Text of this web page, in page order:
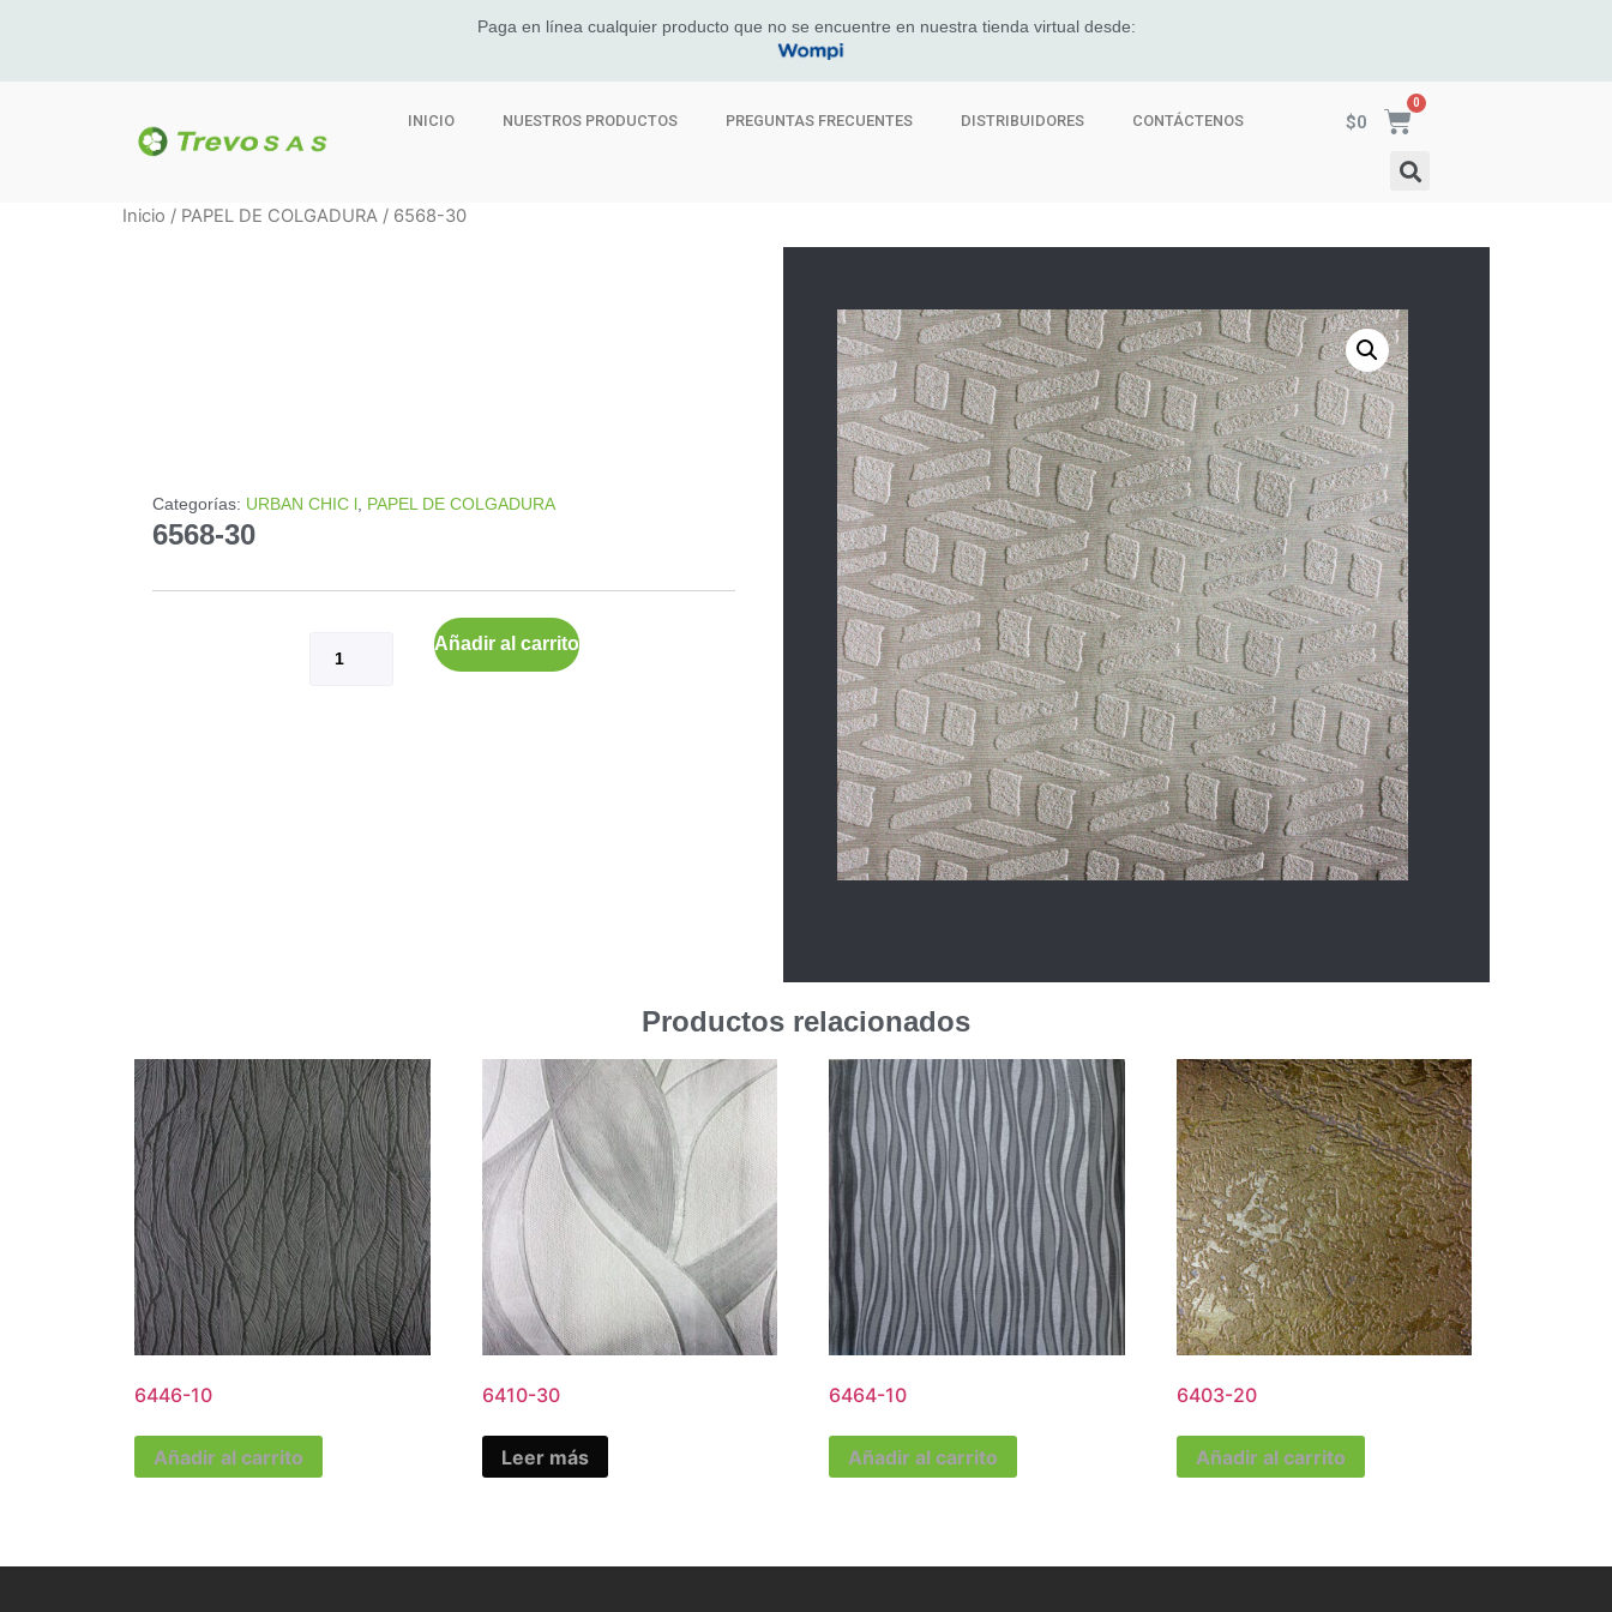
Paga en línea cualquier producto que no se encuentre en nuestra tienda virtual desde:
INICIO NUESTROS PRODUCTOS PREGUNTAS FRECUENTES DISTRIBUIDORES CONTÁCTENOS $0
Inicio / PAPEL DE COLGADURA / 6568-30
Categorías: URBAN CHIC l PAPEL DE COLGADURA
6568-30
Añadir al carrito
Productos relacionados
6446-10
Añadir al carrito
6410-30
Leer más
6464-10
Añadir al carrito
6403-20
Añadir al carrito